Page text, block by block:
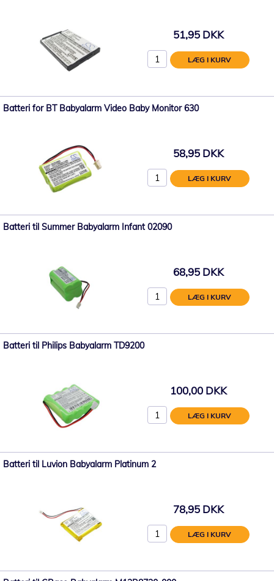
51,95 DKK
LÆG I KURV
Batteri for BT Babyalarm Video Baby Monitor 630
58,95 DKK
LÆG I KURV
Batteri til Summer Babyalarm Infant 02090
68,95 DKK
LÆG I KURV
Batteri til Philips Babyalarm TD9200
100,00 DKK
LÆG I KURV
Batteri til Luvion Babyalarm Platinum 2
78,95 DKK
LÆG I KURV